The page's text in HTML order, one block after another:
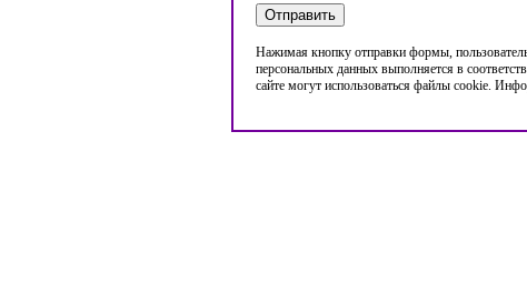
Нажимая кнопку отправки формы,
персональных данных выполняется в
сайте могут использоваться файлы cookie.